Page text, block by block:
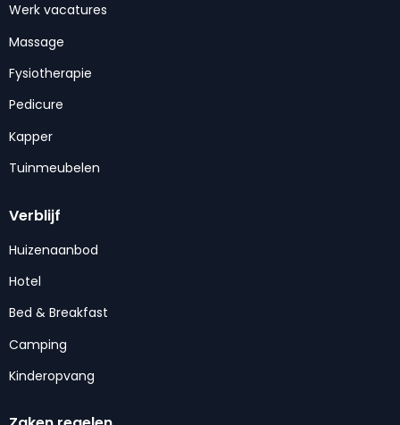
Werk vacatures
Massage
Fysiotherapie
Pedicure
Kapper
Tuinmeubelen
Verblijf
Huizenaanbod
Hotel
Bed & Breakfast
Camping
Kinderopvang